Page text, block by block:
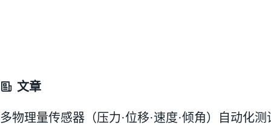
文章
多物理量传感器（压力·位移·速度·倾角）自动化